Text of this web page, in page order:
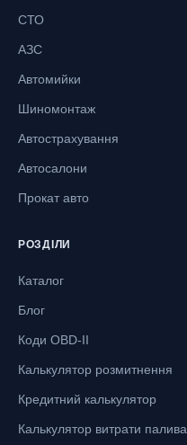
СТО
АЗС
Автомийки
Шиномонтаж
Автострахування
Автосалони
Прокат авто
РОЗДІЛИ
Каталог
Блог
Коди OBD-II
Калькулятор розмитнення
Кредитний калькулятор
Калькулятор витрати палива